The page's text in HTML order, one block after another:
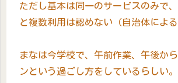
ただし基本は同一のサービスのみで
と複数利用は認めない（自治体による
まなは今学校で、午前作業、午後か
ンという過ごし方をしているらしい。